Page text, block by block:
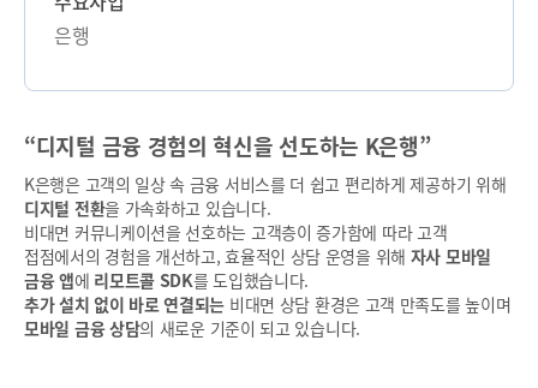
은행
“디지털 금융 경험의 혁신을 선도하는 K은행”
K은행은 고객의 일상 속 금융 서비스를 더 쉽고 편리하게 제공하기 위해
디지털 전환을 가속화하고 있습니다.
비대면 커뮤니케이션을 선호하는 고객층이 증가함에 따라 고객
접점에서의 경험을 개선하고, 효율적인 상담 운영을 위해 자사 모바일
금융 앱에 리모트콜 SDK를 도입했습니다.
추가 설치 없이 바로 연결되는 비대면 상담 환경은 고객 만족도를 높이며
모바일 금융 상담의 새로운 기준이 되고 있습니다.